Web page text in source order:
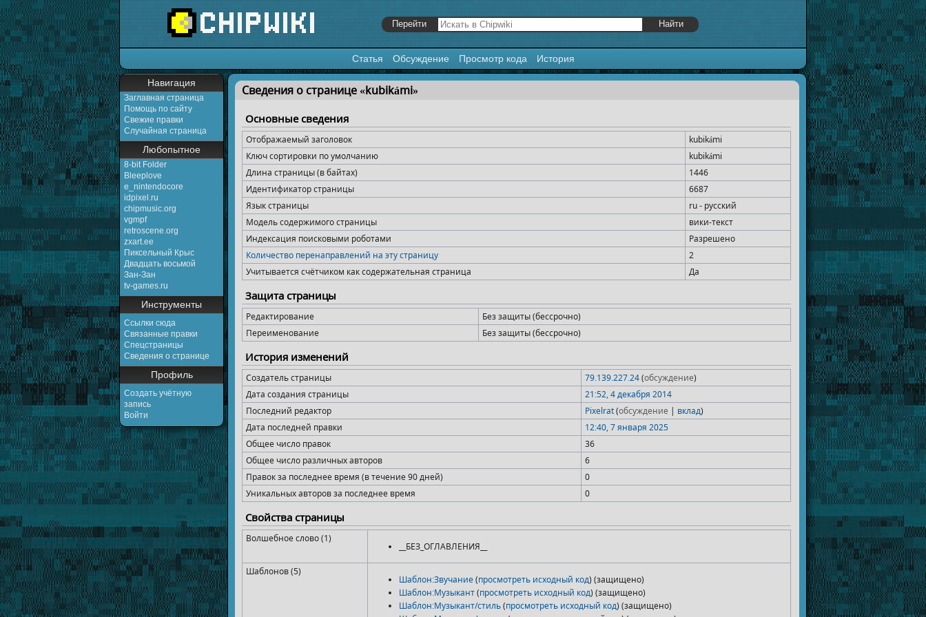
Статья Обсуждение Просмотр кода История
Навигация
Заглавная страница
Помощь по сайту
Свежие правки
Случайная страница
Любопытное
8-bit Folder
Bleeplove
e_nintendocore
idpixel.ru
chipmusic.org
vgmpf
retroscene.org
zxart.ee
Пиксельный Крыс
Двадцать восьмой
Зан-Зан
tv-games.ru
Инструменты
Ссылки сюда
Связанные правки
Спецстраницы
Сведения о странице
Профиль
Создать учётную
запись
Войти
Перейти к:навигация,поиск
Сведения о странице «kubikámi»
Основные сведения
Отображаемый заголовок
kubikámi
Ключ сортировки по умолчанию
kubikámi
Длина страницы (в байтах)
1446
Идентификатор страницы
6687
Язык страницы
ru - русский
Модель содержимого страницы
вики-текст
Индексация поисковыми роботами
Разрешено
Количество перенаправлений на эту страницу
2
Учитывается счётчиком как содержательная страница
Да
Защита страницы
Редактирование
Без защиты (бессрочно)
Переименование
Без защиты (бессрочно)
История изменений
Создатель страницы 79.139.227.24(обсуждение)
Дата создания страницы
21:52, 4 декабря 2014
Последний редактор
Pixelrat(обсуждение | вклад)
Дата последней правки
12:40, 7 января 2025
Общее число правок
36
Общее число различных авторов
6
Правок за последнее время (в течение 90 дней)
0
Уникальных авторов за последнее время
0
Свойства страницы
Волшебное слово (1)
__БЕЗ_ОГЛАВЛЕНИЯ__
Шаблонов (5)
Шаблон:Звучание(просмотреть исходный код) (защищено)
Шаблон:Музыкант(просмотреть исходный код) (защищено)
Шаблон:Музыкант/стиль(просмотреть исходный код) (защищено)